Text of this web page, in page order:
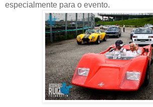
especialmente para o evento.